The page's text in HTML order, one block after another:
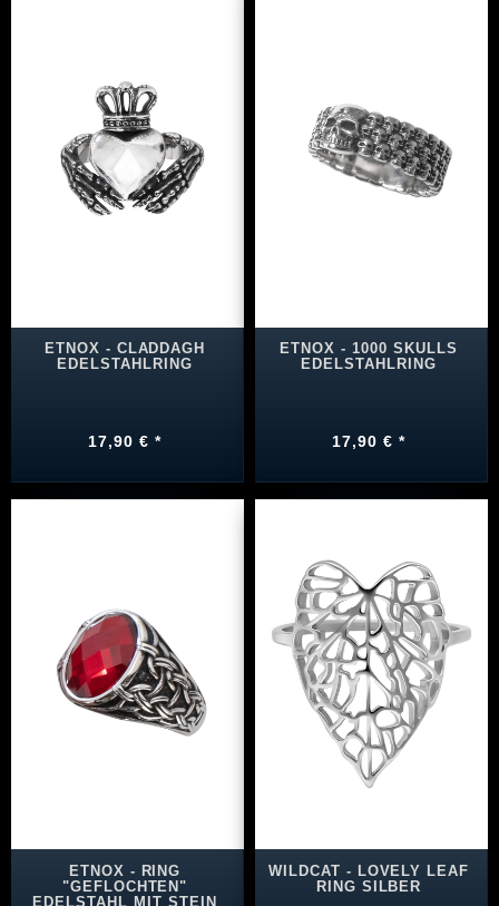
ETNOX - CLADDAGH
EDELSTAHLRING
17,90 € *
ETNOX - 1000 SKULLS
EDELSTAHLRING
17,90 € *
ETNOX - RING
"GEFLOCHTEN"
EDELSTAHL MIT STEIN
WILDCAT - LOVELY LEAF
RING SILBER